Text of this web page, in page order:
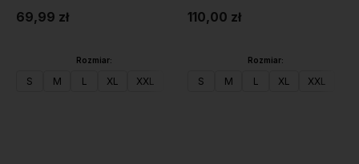
69,99 zł
Rozmiar:
S M L XL XXL
110,00 zł
Rozmiar:
S M L XL XXL